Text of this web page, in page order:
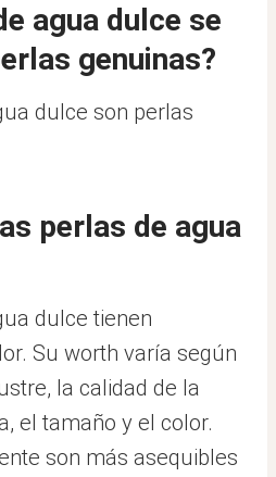
agua dulce se
genuinas?
dulce son perlas
perlas de agua
dulce tienen
Su worth varía según
la calidad de la
el tamaño y el color.
son más asequibles